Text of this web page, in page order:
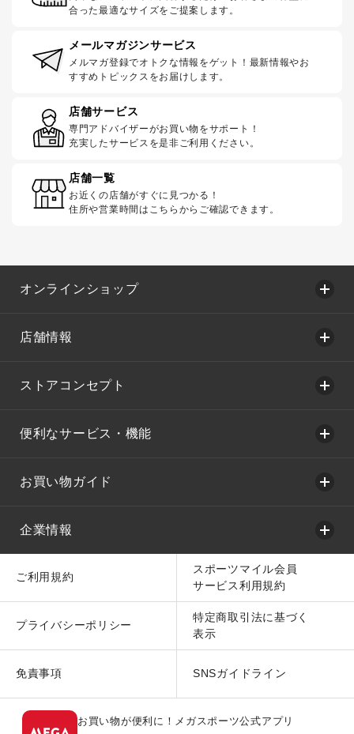
合った最適なサイズをご提案します。
メールマガジンサービス
メルマガ登録でオトクな情報をゲット！最新情報やお
すすめトピックスをお届けします。
店舗サービス
専門アドバイザーがお買い物をサポート！
充実したサービスを是非ご利用ください。
店舗一覧
お近くの店舗がすぐに見つかる！
住所や営業時間はこちらからご確認できます。
オンラインショップ
店舗情報
ストアコンセプト
便利なサービス・機能
お買い物ガイド
企業情報
ご利用規約
スポーツマイル会員
サービス利用規約
プライバシーポリシー
特定商取引法に基づく
表示
免責事項 SNSガイドライン
お買い物が便利に！メガスポーツ公式アプリ